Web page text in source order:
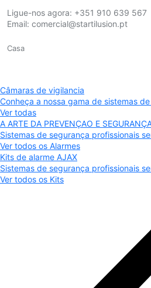
Ligue-nos agora: +351 910 639 567
Email: comercial@startilusion.pt
Casa
Câmaras de vigilancia
Conheça a nossa gama de sistemas
Ver todas
A ARTE DA PREVENÇAO E
Sistemas de segurança profissionais
Ver todos os Alarmes
Kits de alarme AJAX
Sistemas de segurança profissionais
Ver todos os Kits